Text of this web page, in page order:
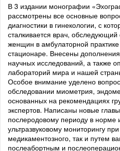
В 3 издании монографии
рассмотрены все основные
диагностики в гинекологии, с
сталкивается врач, обследующий
женщин в амбулаторной практике
стационаре. Внесены
научных исследований, а также
лабораторий мира и нашей
Особое внимание уделено
обследовании миометрия,
основанных на рекомендациях
экспертов. Написаны новые
послеродовому периоду в норме
ультразвуковому мониторингу
медикаментозного, так и путем
послеабортным и